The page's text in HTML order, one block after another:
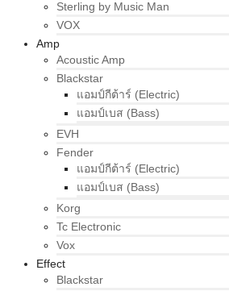
Sterling by Music Man
VOX
Amp
Acoustic Amp
Blackstar
แอมป์กีต้าร์ (Electric)
แอมป์เบส (Bass)
EVH
Fender
แอมป์กีต้าร์ (Electric)
แอมป์เบส (Bass)
Korg
Tc Electronic
Vox
Effect
Blackstar